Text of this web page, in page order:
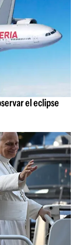
el eclipse